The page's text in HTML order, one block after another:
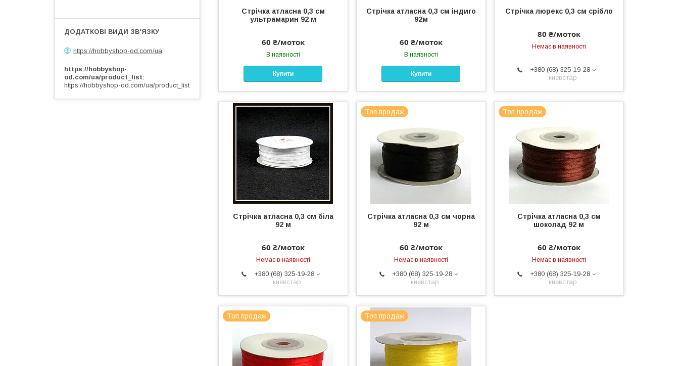
Стрічка атласна 0,3 см
ультрамарин 92 м
60 ₴/моток
В наявності
Купити
Стрічка атласна 0,3 см індиго
92м
60 ₴/моток
В наявності
Купити
Стрічка люрекс 0,3 см срібло
80 ₴/моток
Немає в наявності
+380 (68) 325-19-28
киевстар
Стрічка атласна 0,3 см біла
92 м
60 ₴/моток
Немає в наявності
+380 (68) 325-19-28
киевстар
Топ продаж
Стрічка атласна 0,3 см чорна
92 м
60 ₴/моток
Немає в наявності
+380 (68) 325-19-28
киевстар
Топ продаж
Стрічка атласна 0,3 см
шоколад 92 м
60 ₴/моток
Немає в наявності
+380 (68) 325-19-28
киевстар
Топ продаж Топ продаж
https://hobbyshop-od.com/ua
https://hobbyshop-
od.com/ua/product_list
https://hobbyshop-od.com/ua/product_list